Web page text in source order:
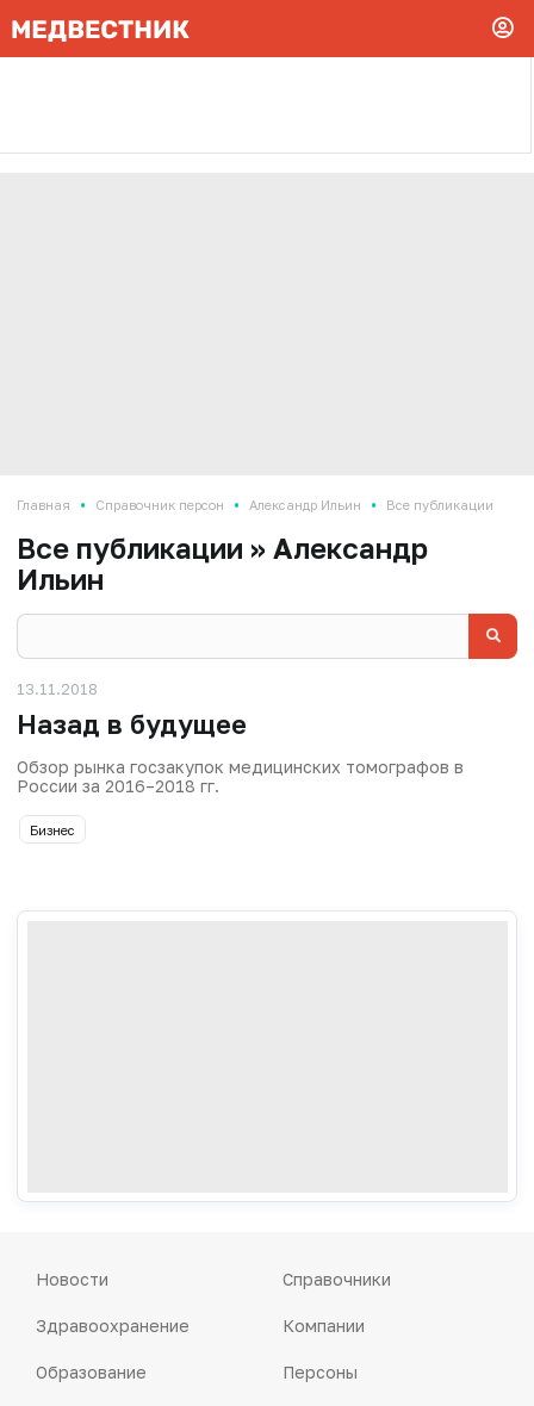
Главная • Справочник персон • Александр Ильин • Все публикации
Все публикации » Александр
Ильин
13.11.2018
Назад в будущее
Обзор рынка госзакупок медицинских томографов в
России за 2016–2018 гг.
Бизнес
Новости
Здравоохранение
Образование
Справочники
Компании
Персоны